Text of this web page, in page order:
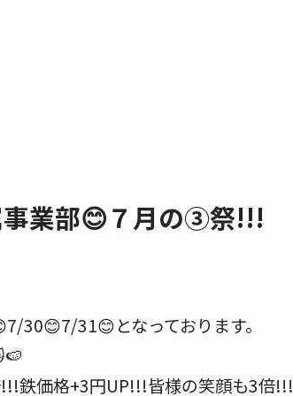
業部😊７月の③祭!!!
30😊7/31😊となっております。
鉄価格+3円UP!!!皆様の笑顔も3倍!!!